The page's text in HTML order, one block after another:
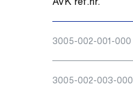
3005-002-001-000
3005-002-003-000